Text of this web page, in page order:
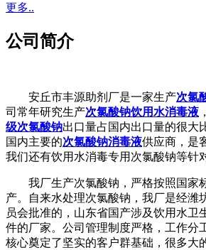
更多..
公司简介
安丘市丰源助剂厂是一家生产次氯
司常年研究生产次氯酸钠饮用水消毒液
级次氯酸钠出口量占国内出口量的很大
国内主要的次氯酸钠消毒液供应商，是
我们还有饮用水消毒专用次氯酸钠等针
我厂生产次氯酸钠，严格按照国家标
产。自来水处理次氯酸钠，我厂是经潍
员会批准的，山东省国产涉及饮用水卫
件的厂家。公司管理制度严格，工作分
核心奠定了坚实的客户群基础，很多大